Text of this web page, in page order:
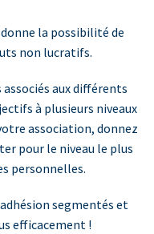
la possibilité de
non lucratifs.
aux différents
à plusieurs niveaux
association, donnez
pour le niveau le plus
personnelles.
segmentés et
efficacement !